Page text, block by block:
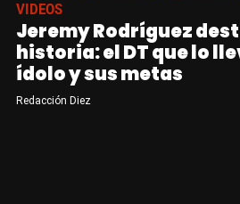
VIDEOS
Jeremy Rodríguez
historia: el DT que lo
ídolo y sus metas
Redacción Diez